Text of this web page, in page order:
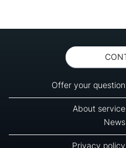
Offer your question
About service
News
Privacy policy